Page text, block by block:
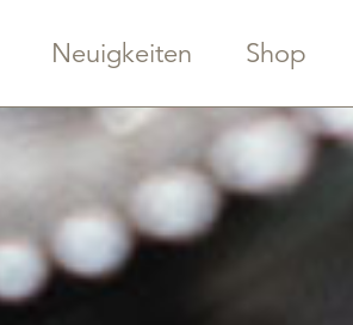
Neuigkeiten Shop